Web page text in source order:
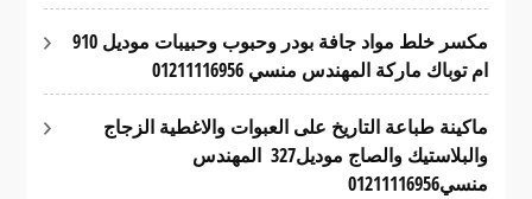
مكسر خلط مواد جافة بودر وحبوب وحبيبات موديل 910
ام توباك ماركة المهندس منسي 01211116956
ماكينة طباعة التاريخ على العبوات والاغطية الزجاج
والبلاستيك والصاج موديل327 المهندس
منسي01211116956